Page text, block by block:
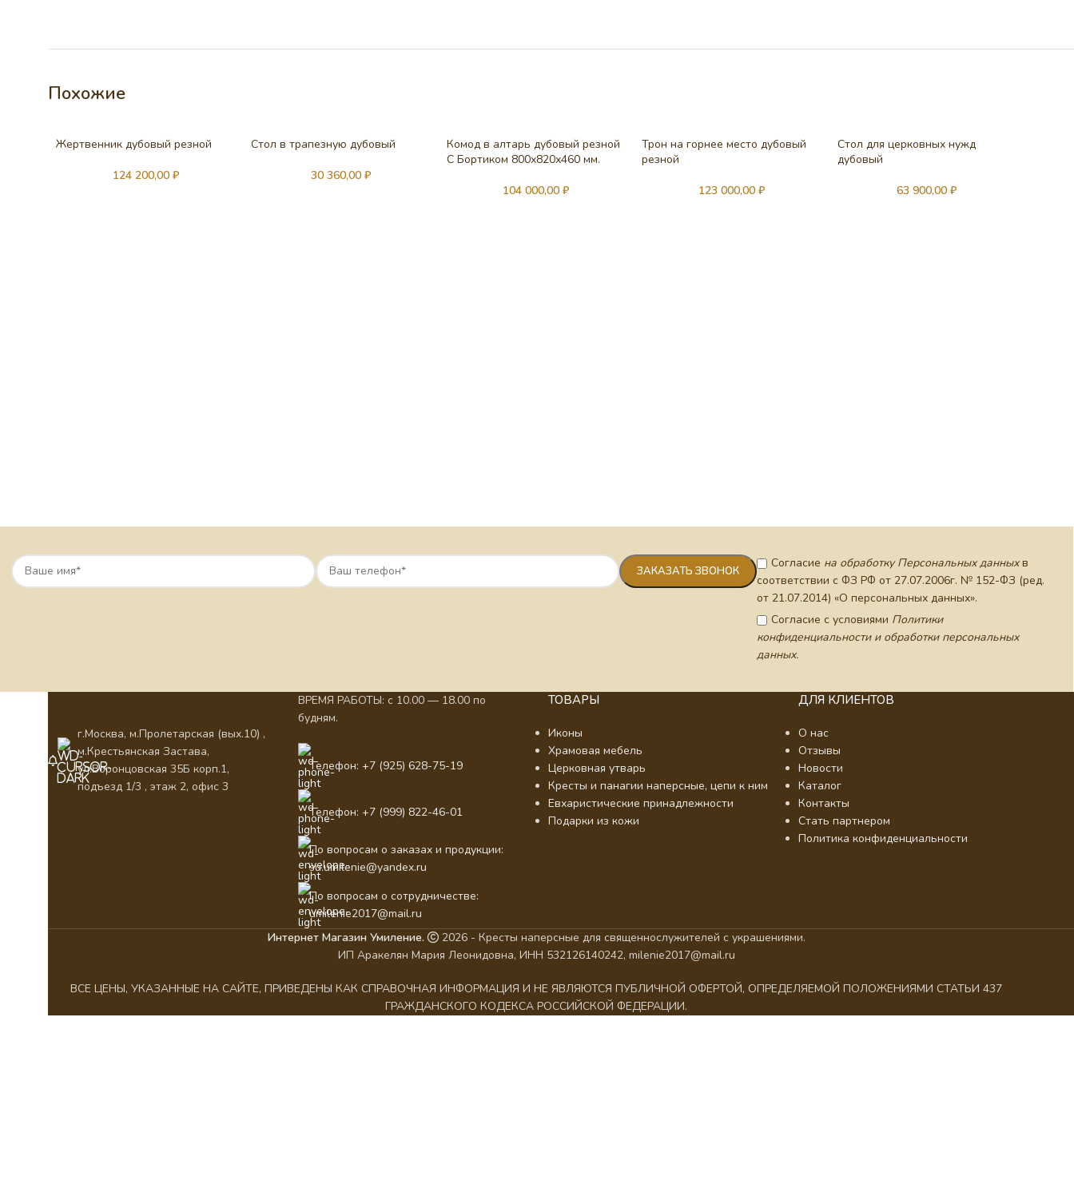
Похожие
Жертвенник дубовый резной
124 200,00 ₽
Стол в трапезную дубовый
30 360,00₽
Комод в алтарь дубовый резной
С Бортиком 800х820х460 мм.
104 000,00₽
Трон на горнее место дубовый
резной
123 000,00 ₽
Стол для церковных нужд
дубовый
63 900,00₽
Согласие на обработку Персональных данныхв
соответствии с ФЗ РФ от 27.07.2006г. № 152-ФЗ (ред.
от 21.07.2014) «О персональных данных».
Согласие с условиями Политики
конфиденциальности и обработки персональных
данных.
г.Москва, м.Пролетарская (вых.10) ,
м.Крестьянская Застава,
ул.Воронцовская 35Б корп.1,
подъезд 1/3 , этаж 2, офис 3
ВРЕМЯ РАБОТЫ: с 10.00 — 18.00 по
будням.
Телефон: +7 (925) 628-75-19
Телефон: +7 (999) 822-46-01
По вопросам о заказах и продукции:
su.umilenie@yandex.ru
По вопросам о сотрудничестве:
umilenie2017@mail.ru
ТОВАРЫ
Иконы
Храмовая мебель
Церковная утварь
Кресты и панагии наперсные, цепи к ним
Евхаристические принадлежности
Подарки из кожи
ДЛЯ КЛИЕНТОВ
О нас
Отзывы
Новости
Каталог
Контакты
Стать партнером
Политика конфиденциальности
Интернет Магазин Умиление.
2026 - Кресты наперсные для священнослужителей с украшениями.
ИП Аракелян Мария Леонидовна, ИНН 532126140242, milenie2017@mail.ru
ВСЕ ЦЕНЫ, УКАЗАННЫЕ НА САЙТЕ, ПРИВЕДЕНЫ КАК СПРАВОЧНАЯ ИНФОРМАЦИЯ И НЕ ЯВЛЯЮТСЯ ПУБЛИЧНОЙ ОФЕРТОЙ, ОПРЕДЕЛЯЕМОЙ ПОЛОЖЕНИЯМИ СТАТЬИ 437
ГРАЖДАНСКОГО КОДЕКСА РОССИЙСКОЙ ФЕДЕРАЦИИ.